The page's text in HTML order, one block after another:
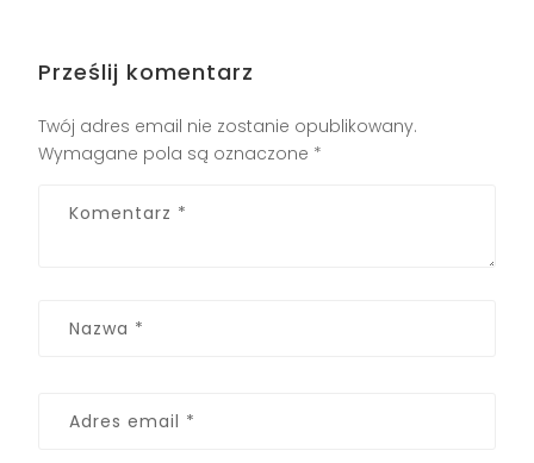
Prześlij komentarz
Twój adres email nie zostanie opublikowany.
Wymagane pola są oznaczone *